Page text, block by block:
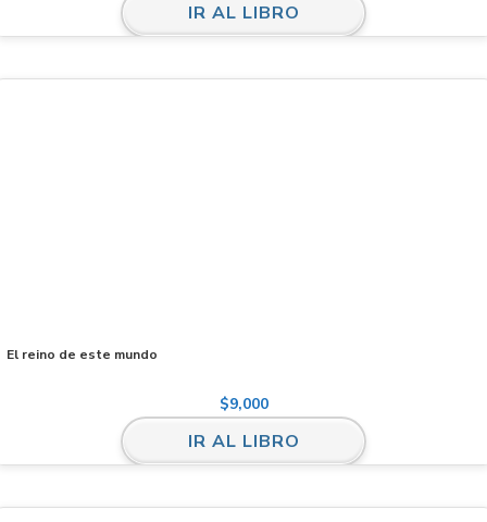
IR AL LIBRO
El reino de este mundo
$9,000
IR AL LIBRO